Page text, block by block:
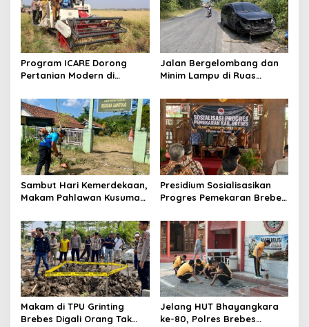
Program ICARE Dorong
Pertanian Modern di
Losari Tembus 10,2 Ton per
Hektare
Jalan Bergelombang dan
Minim Lampu di Ruas
Telan Korban, Innova
Hantam Pohon di
Bantarkawung
Sambut Hari Kemerdekaan,
Makam Pahlawan Kusuma
Dibersihkan
Presidium Sosialisasikan
Progres Pemekaran Brebes
Pansus DPRD Jateng Jadi
Tahap Berikutnya
Makam di TPU Grinting
Brebes Digali Orang Tak
Jelang HUT Bhayangkara
ke-80, Polres Brebes